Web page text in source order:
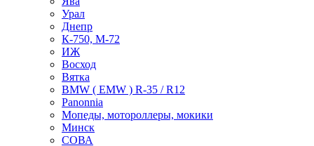
Урал
Днепр
К-750, М-72
ИЖ
Восход
Вятка
BMW ( EMW ) R-35 / R12
Panonnia
Мопеды, мотороллеры, мокики
Минск
СОВА